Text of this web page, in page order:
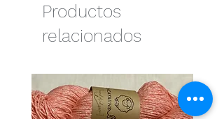
Productos
relacionados